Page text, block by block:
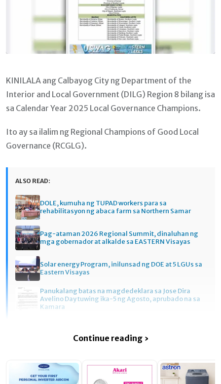
KINILALA ang Calbayog City ng Department of the
Interior and Local Government (DILG) Region 8 bilang isa
sa Calendar Year 2025 Local Governance Champions.
Ito ay sa ilalim ng Regional Champions of Good Local
Governance (RCGLG).
ALSO READ:
DOLE, kumuha ng TUPAD workers para sa
rehabilitasyon ng abaca farm sa Northern Samar
Pag-ataman 2026 Regional Summit, dinaluhan ng
mga gobernador at alkalde sa EASTERN Visayas
Solar energy Program, inilunsad ng DOE at 5 LGUs sa
Eastern Visayas
Panukalang batas na magdedeklara sa Jose Dira
Avelino Day tuwing ika-5 ng Agosto, aprubado na sa
Kamara
Continue reading ›